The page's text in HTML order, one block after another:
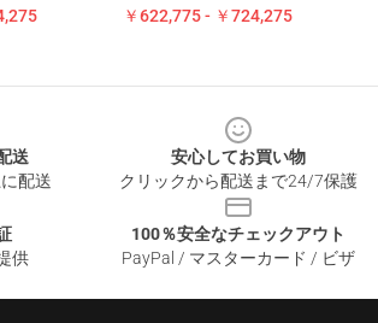
￥622,775 - ￥724,275
送
配送
安心してお買い物
クリックから配送まで24/7保護
供
100％安全なチェックアウト
PayPal / マスターカード / ビザ